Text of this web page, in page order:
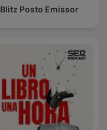
Blitz Posto Emissor